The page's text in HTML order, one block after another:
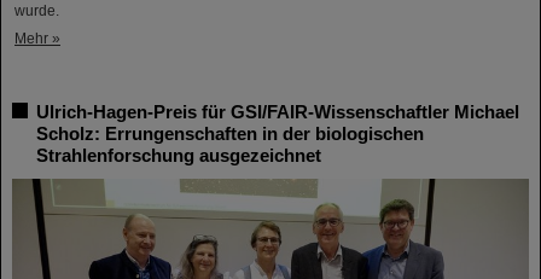
wurde.
Mehr »
Ulrich-Hagen-Preis für GSI/FAIR-Wissenschaftler Michael
Scholz: Errungenschaften in der biologischen
Strahlenforschung ausgezeichnet